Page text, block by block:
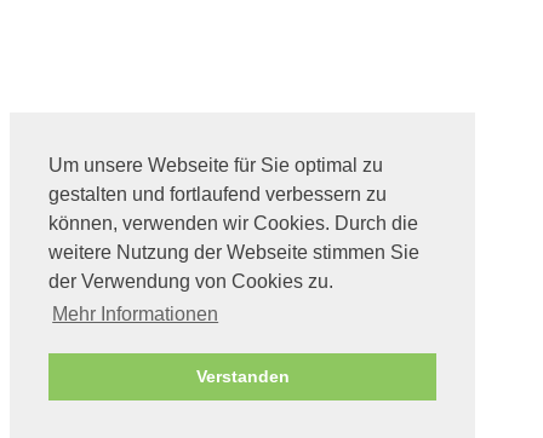
Um unsere Webseite für Sie optimal zu
gestalten und fortlaufend verbessern zu
können, verwenden wir Cookies. Durch die
weitere Nutzung der Webseite stimmen Sie
der Verwendung von Cookies zu.
Mehr Informationen
Verstanden